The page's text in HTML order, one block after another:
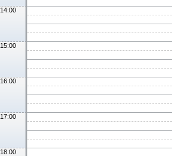
14:00
15:00
16:00
17:00
18:00